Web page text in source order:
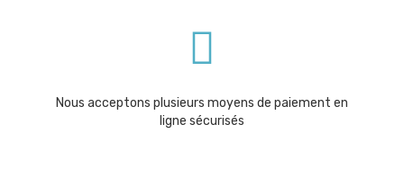
Nous acceptons plusieurs moyens de paiement en
ligne sécurisés